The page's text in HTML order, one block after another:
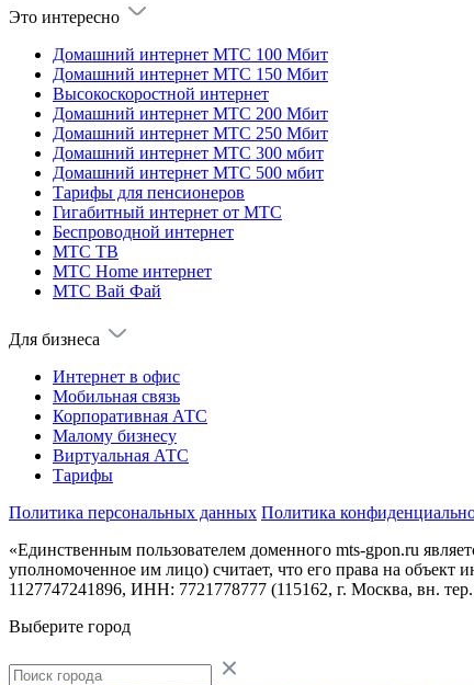
Это интересно
Домашний интернет МТС 100 Мбит
Домашний интернет МТС 150 Мбит
Высокоскоростной интернет
Домашний интернет МТС 200 Мбит
Домашний интернет МТС 250 Мбит
Домашний интернет МТС 300 мбит
Домашний интернет МТС 500 мбит
Тарифы для пенсионеров
Гигабитный интернет от МТС
Беспроводной интернет
МТС ТВ
МТС Home интернет
МТС Вай Фай
Для бизнеса
Интернет в офис
Мобильная связь
Корпоративная АТС
Малому бизнесу
Виртуальная АТС
Тарифы
Политика персональных данных Политика
«Единственным пользователем доменного mts-gpon.ru
уполномоченное им лицо) считает, что его права на
1127747241896, ИНН: 7721778777 (115162, г. Москва, вн.
Выберите город